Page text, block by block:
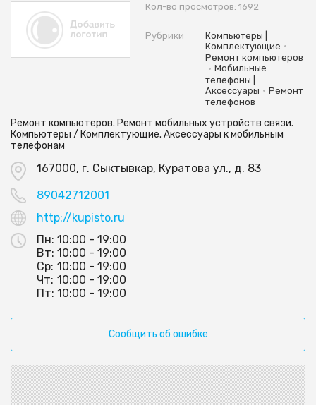
Кол-во просмотров: 1692
Рубрики
Компьютеры |
Комплектующие •
Ремонт компьютеров
• Мобильные
телефоны |
Аксессуары • Ремонт
телефонов
Ремонт компьютеров. Ремонт мобильных устройств связи.
Компьютеры / Комплектующие. Аксессуары к мобильным
телефонам
167000, г. Сыктывкар, Куратова ул., д. 83
89042712001
http://kupisto.ru
Пн: 10:00 - 19:00
Вт: 10:00 - 19:00
Ср: 10:00 - 19:00
Чт: 10:00 - 19:00
Пт: 10:00 - 19:00
Сообщить об ошибке